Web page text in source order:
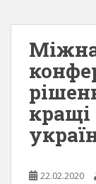
кращі
22.02.2020